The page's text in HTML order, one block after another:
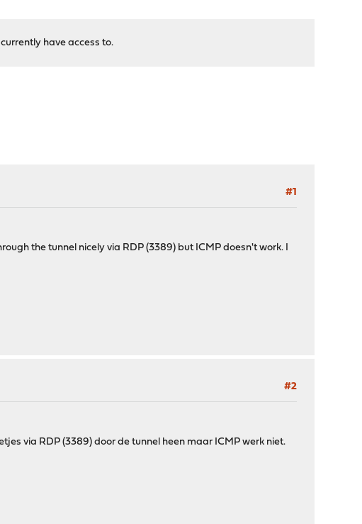
have access to.
#1
the tunnel nicely via RDP (3389) but ICMP doesn't work. I
#2
via RDP (3389) door de tunnel heen maar ICMP werk niet.